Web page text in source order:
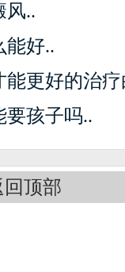
风..
能好..
更好的治疗
要孩子吗..
回顶部